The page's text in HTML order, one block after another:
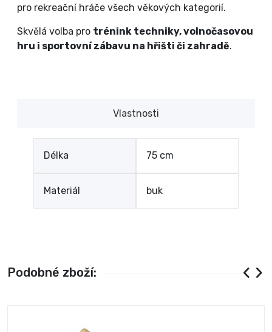
pro rekreační hráče všech věkových kategorií.
Skvělá volba pro trénink techniky, volnočasovou
hru i sportovní zábavu na hřišti či zahradě.
Vlastnosti
Délka 75 cm
Materiál buk
Podobné zboží: